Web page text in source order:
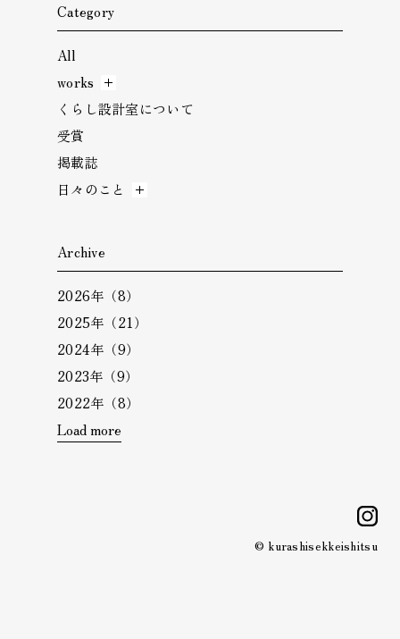
Category
All
works
くらし設計室について
受賞
掲載誌
日々のこと
Archive
2026年（8）
2025年（21）
2024年（9）
2023年（9）
2022年（8）
Load more
© kurashisekkeishitsu